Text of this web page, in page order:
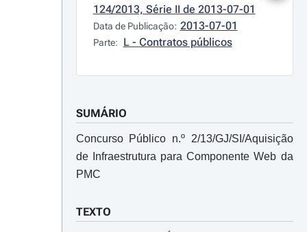
124/2013, Série II de 2013-07-01
Data de Publicação: 2013-07-01
Parte: L - Contratos públicos
SUMÁRIO
Concurso Público n.º 2/13/GJ/SI/Aquisição
de Infraestrutura para Componente Web da
PMC
TEXTO